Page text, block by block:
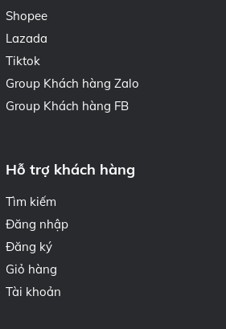
Shopee
Lazada
Tiktok
Group Khách hàng Zalo
Group Khách hàng FB
Hỗ trợ khách hàng
Tìm kiếm
Đăng nhập
Đăng ký
Giỏ hàng
Tài khoản